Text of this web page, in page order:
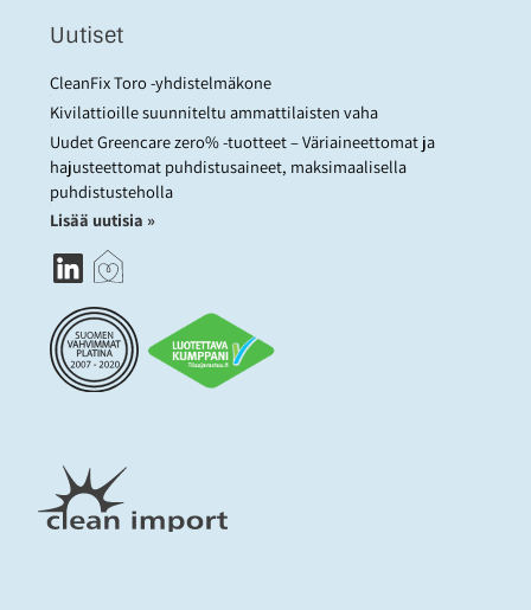
Uutiset
CleanFix Toro -yhdistelmäkone
Kivilattioille suunniteltu ammattilaisten vaha
Uudet Greencare zero% -tuotteet – Väriaineettomat ja
hajusteettomat puhdistusaineet, maksimaalisella
puhdistusteholla
Lisää uutisia »